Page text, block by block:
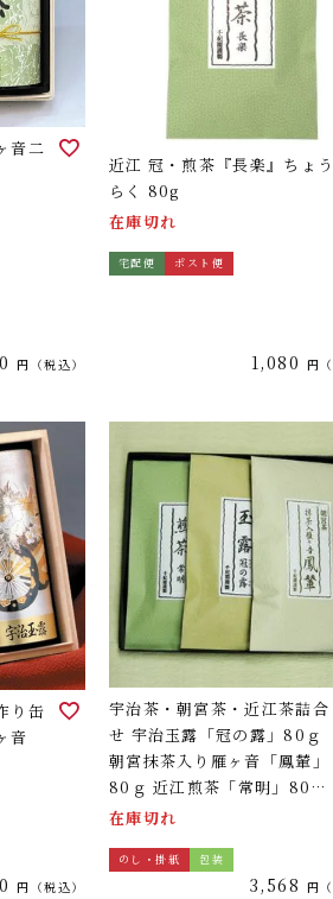
音二
税込
近江 冠・煎茶『長楽』ちょう
らく 80g
在庫切れ
宅配便 ポスト便
1,080
り缶
音
税込
宇治茶・朝宮茶・近江茶詰合
せ 宇治玉露「冠の露」80ｇ
朝宮抹茶入り雁ヶ音「鳳輦」
80ｇ 近江煎茶「常明」80ｇ
《ご進物用化粧箱（平ケー
在庫切れ
のし・掛紙 包装
3,568